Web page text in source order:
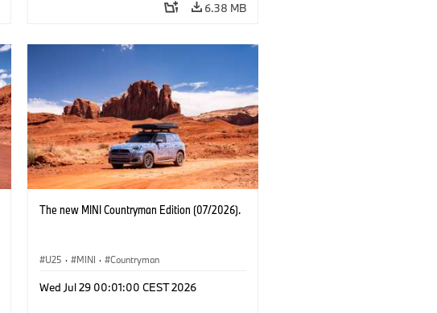
6.38 MB
The new MINI Countryman Edition (07/2026).
U25 · MINI · Countryman
Wed Jul 29 00:01:00 CEST 2026